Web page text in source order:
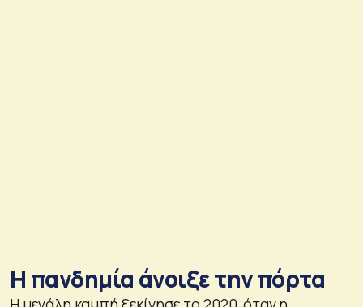
Η πανδημία άνοιξε την πόρτα